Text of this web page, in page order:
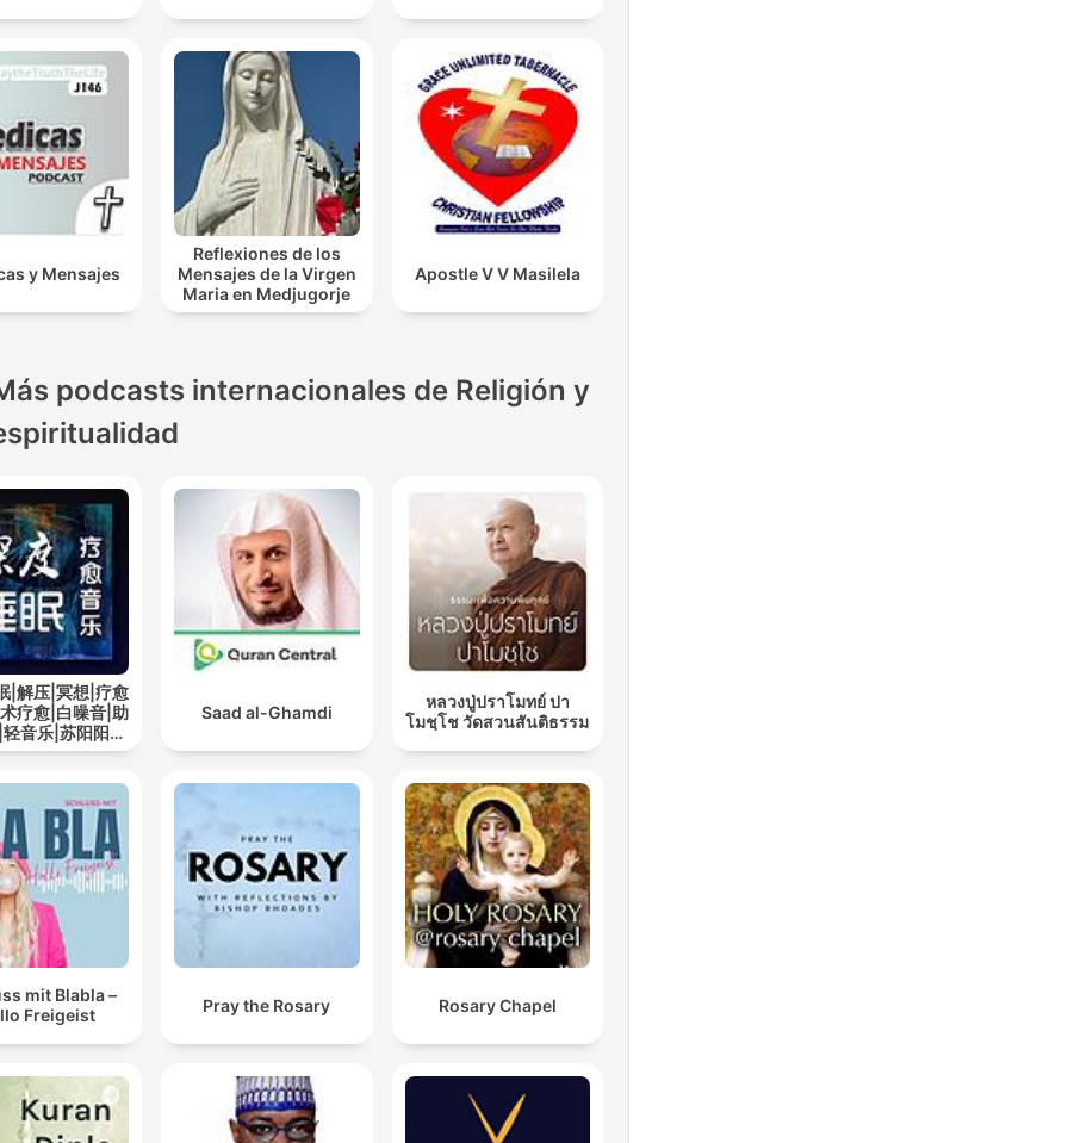
y Mensajes
Reflexiones de los
Mensajes de la Virgen
Maria en Medjugorje
Apostle V V Masilela
podcasts internacionales de Religión y
|解压|冥想|疗愈
疗愈|白噪音|助
音乐|苏阳阳频
道
Saad al-Ghamdi
หลวงปู่ปราโมทย์ ปา
โมชฺโช วัดสวนสันติธรรม
mit Blabla –
Freigeist
Pray the Rosary Rosary Chapel